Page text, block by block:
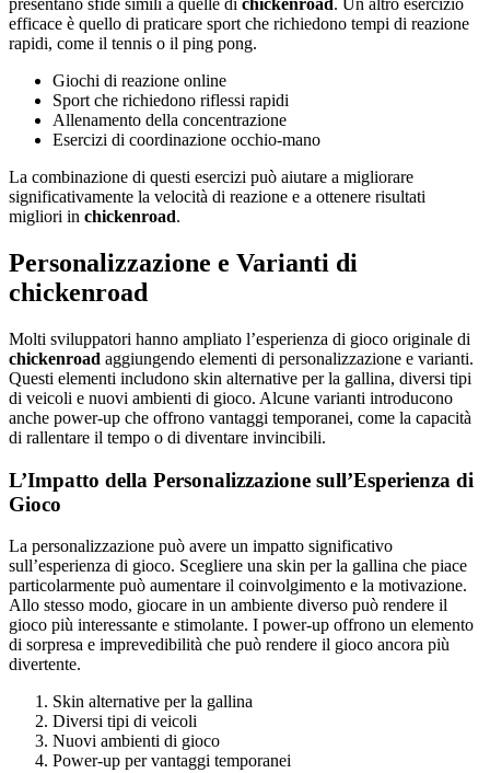
presentano sfide simili a quelle di chickenroad . Un altro esercizio
efficace è quello di praticare sport che richiedono tempi di reazione
rapidi, come il tennis o il ping pong.
Giochi di reazione online
Sport che richiedono riflessi rapidi
Allenamento della concentrazione
Esercizi di coordinazione occhio-mano
La combinazione di questi esercizi può aiutare a migliorare
significativamente la velocità di reazione e a ottenere risultati
migliori in chickenroad.
Personalizzazione e Varianti di
chickenroad
Molti sviluppatori hanno ampliato l’esperienza di gioco originale di
chickenroad aggiungendo elementi di personalizzazione e varianti.
Questi elementi includono skin alternative per la gallina, diversi tipi
di veicoli e nuovi ambienti di gioco. Alcune varianti introducono
anche power-up che offrono vantaggi temporanei, come la capacità
di rallentare il tempo o di diventare invincibili.
L’Impatto della Personalizzazione sull’Esperienza di
Gioco
La personalizzazione può avere un impatto significativo
sull’esperienza di gioco. Scegliere una skin per la gallina che piace
particolarmente può aumentare il coinvolgimento e la motivazione.
Allo stesso modo, giocare in un ambiente diverso può rendere il
gioco più interessante e stimolante. I power-up offrono un elemento
di sorpresa e imprevedibilità che può rendere il gioco ancora più
divertente.
Skin alternative per la gallina
Diversi tipi di veicoli
Nuovi ambienti di gioco
Power-up per vantaggi temporanei